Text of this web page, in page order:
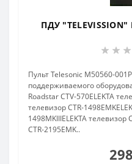
ПДУ "TELEVISSION"
Пульт Telesonic M50560-
поддерживаемого
Roadstar CTV-570ELEKTA
телевизор CTR-
1498MKIIIELEKTA телевизор
CTR-2195EMK..